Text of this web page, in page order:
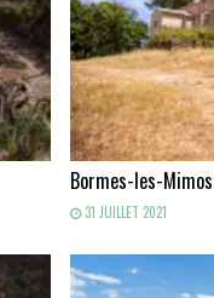
Bormes-les-
31 JUILLET 2021